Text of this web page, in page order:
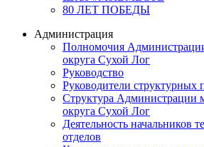
80 ЛЕТ ПОБЕДЫ
Администрация
Полномочия
округа Сухой Лог
Руководство
Руководители структурных
Структура Администрации
округа Сухой Лог
Деятельность начальников
отделов